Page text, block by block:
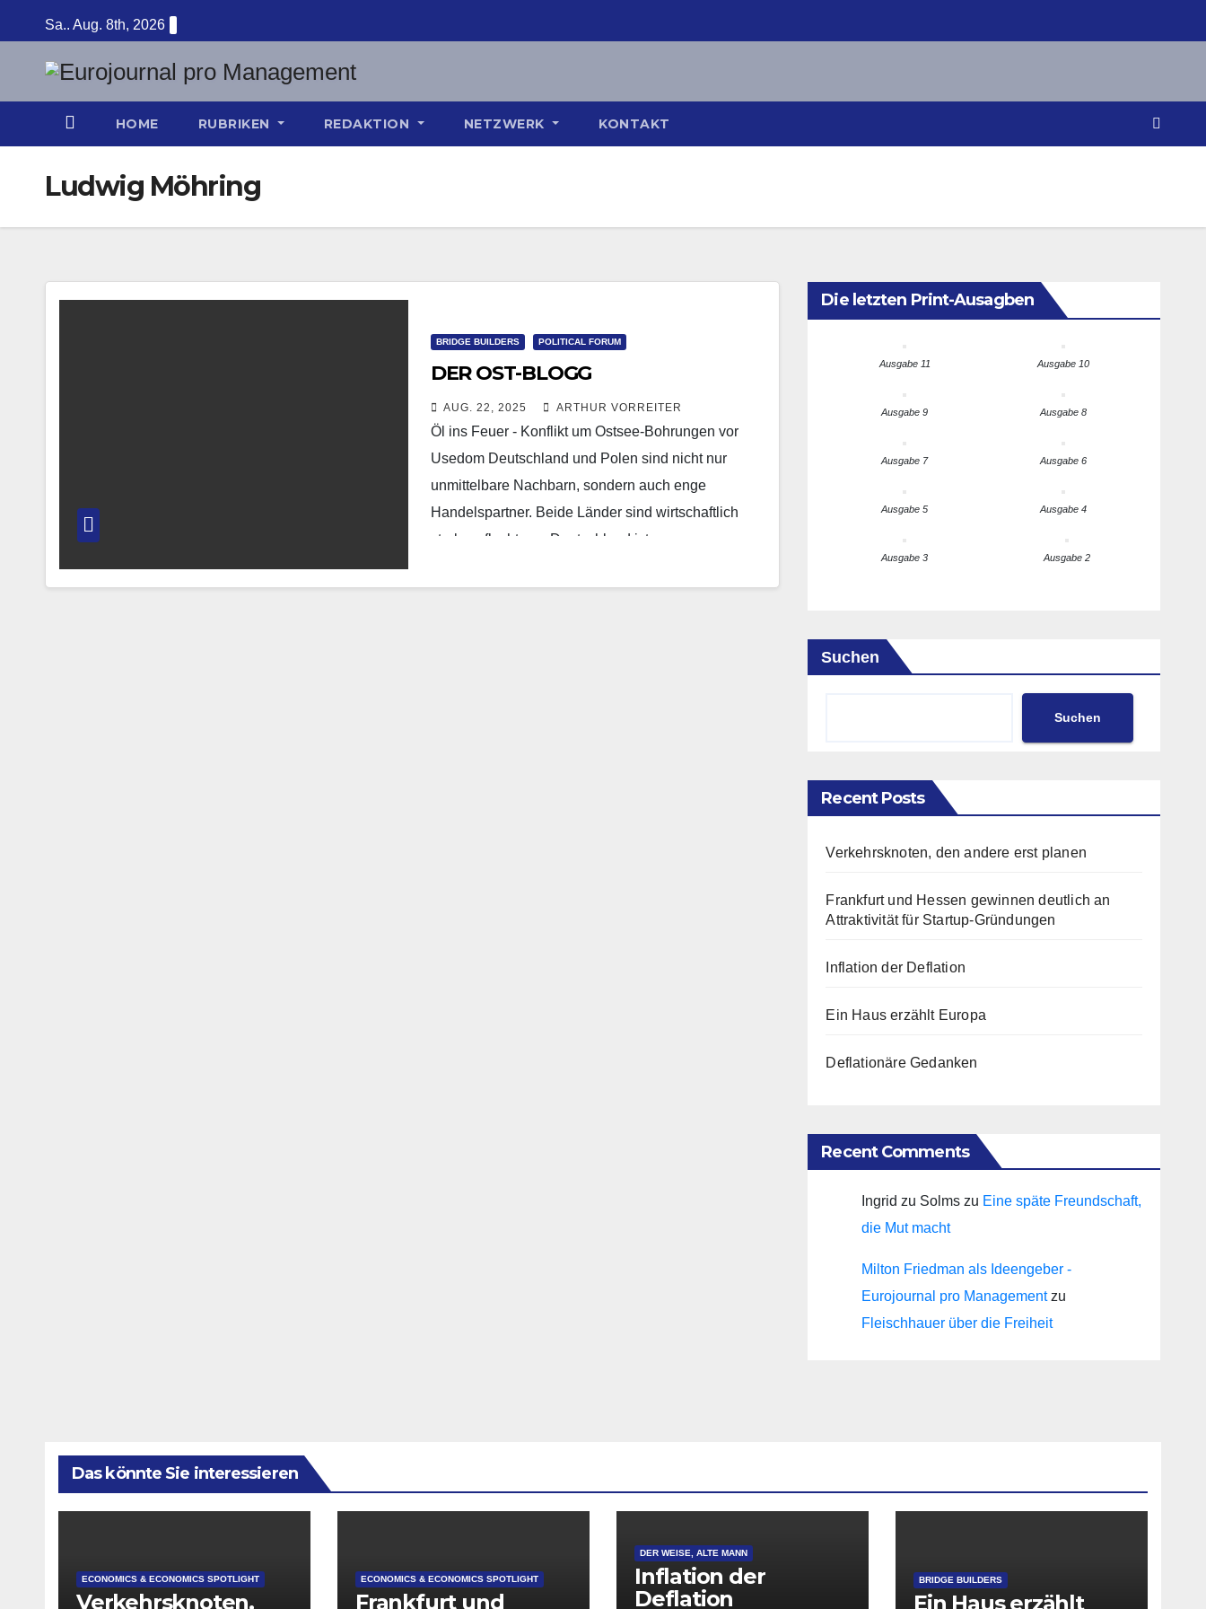
Inhalt
springen
Sa.. Aug. 8th, 2026
HOME RUBRIKEN REDAKTION NETZWERK KONTAKT
Ludwig Möhring
BRIDGE BUILDERS POLITICAL FORUM
DER OST-BLOGG
AUG. 22, 2025 ARTHUR VORREITER
Öl ins Feuer - Konflikt um Ostsee-Bohrungen vor
Usedom Deutschland und Polen sind nicht nur
unmittelbare Nachbarn, sondern auch enge
Handelspartner. Beide Länder sind wirtschaftlich
stark verflochten – Deutschland ist…
Die letzten Print-Ausagben
Ausgabe 11 Ausgabe 10
Ausgabe 9 Ausgabe 8
Ausgabe 7 Ausgabe 6
Ausgabe 5 Ausgabe 4
Ausgabe 3 Ausgabe 2
Suchen
Suchen
Recent Posts
Verkehrsknoten, den andere erst planen
Frankfurt und Hessen gewinnen deutlich an
Attraktivität für Startup-Gründungen
Inflation der Deflation
Ein Haus erzählt Europa
Deflationäre Gedanken
Recent Comments
Ingrid zu Solms zu Eine späte Freundschaft,
die Mut macht
Milton Friedman als Ideengeber -
Eurojournal pro Managementzu
Fleischhauer über die Freiheit
Das könnte Sie interessieren
ECONOMICS & ECONOMICS SPOTLIGHT
Verkehrsknoten,
ECONOMICS & ECONOMICS SPOTLIGHT
Frankfurt und
DER WEISE, ALTE MANN
Inflation der
Deflation
BRIDGE BUILDERS
Ein Haus erzählt